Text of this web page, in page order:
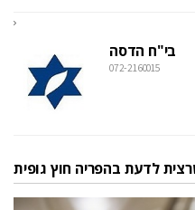
בי"ח הדסה
072-2160015
לדעת בהפריה חוץ גופית